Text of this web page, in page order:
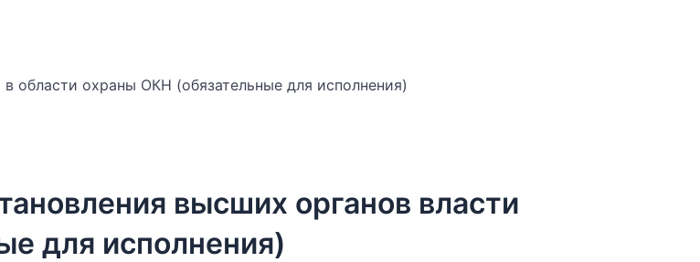
области охраны ОКН (обязательные для исполнения)
высших органов власти
для исполнения)